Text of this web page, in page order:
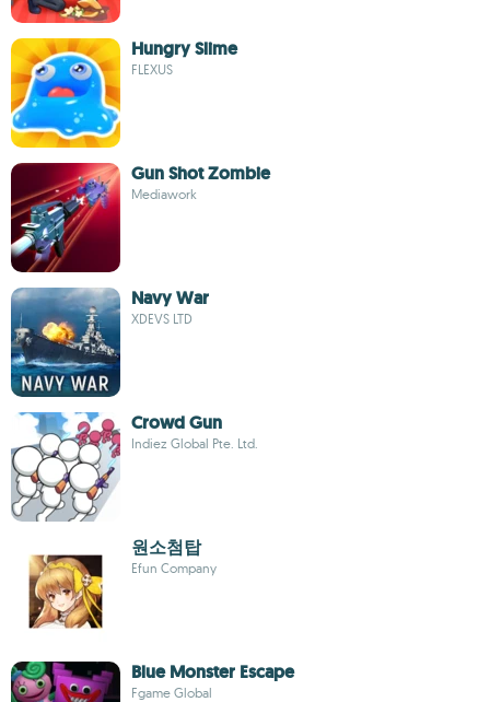
Hungry Slime
FLEXUS
Gun Shot Zombie
Mediawork
Navy War
XDEVS LTD
Crowd Gun
Indiez Global Pte. Ltd.
원소첨탑
Efun Company
Blue Monster Escape
Fgame Global